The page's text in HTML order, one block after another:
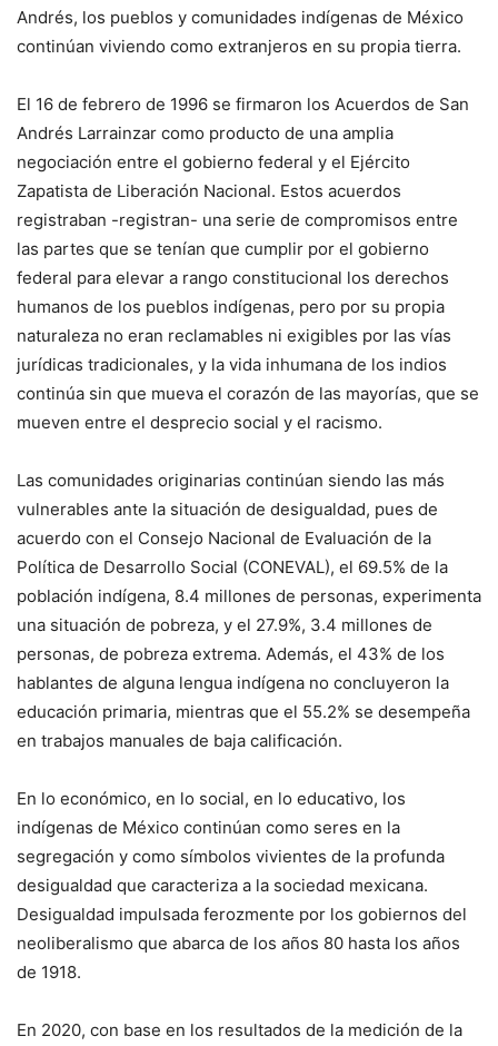
Andrés, los pueblos y comunidades indígenas de México
continúan viviendo como extranjeros en su propia tierra.
El 16 de febrero de 1996 se firmaron los Acuerdos de San
Andrés Larrainzar como producto de una amplia
negociación entre el gobierno federal y el Ejército
Zapatista de Liberación Nacional. Estos acuerdos
registraban -registran- una serie de compromisos entre
las partes que se tenían que cumplir por el gobierno
federal para elevar a rango constitucional los derechos
humanos de los pueblos indígenas, pero por su propia
naturaleza no eran reclamables ni exigibles por las vías
jurídicas tradicionales, y la vida inhumana de los indios
continúa sin que mueva el corazón de las mayorías, que se
mueven entre el desprecio social y el racismo.
Las comunidades originarias continúan siendo las más
vulnerables ante la situación de desigualdad, pues de
acuerdo con el Consejo Nacional de Evaluación de la
Política de Desarrollo Social (CONEVAL), el 69.5% de la
población indígena, 8.4 millones de personas, experimenta
una situación de pobreza, y el 27.9%, 3.4 millones de
personas, de pobreza extrema. Además, el 43% de los
hablantes de alguna lengua indígena no concluyeron la
educación primaria, mientras que el 55.2% se desempeña
en trabajos manuales de baja calificación.
En lo económico, en lo social, en lo educativo, los
indígenas de México continúan como seres en la
segregación y como símbolos vivientes de la profunda
desigualdad que caracteriza a la sociedad mexicana.
Desigualdad impulsada ferozmente por los gobiernos del
neoliberalismo que abarca de los años 80 hasta los años
de 1918.
En 2020, con base en los resultados de la medición de la